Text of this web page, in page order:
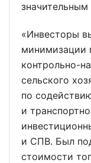
«Инвесторы
минимизации
контрольно-
сельского
по
и
и СПВ. Был
стоимости